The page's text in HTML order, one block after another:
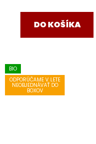
DO KOŠÍKA
BIO
ODPORÚČAME V LETE
NEOBJEDNÁVAŤ DO
BOXOV